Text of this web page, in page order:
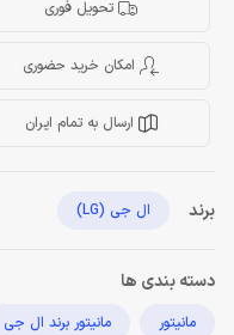
تحویل فوری
امکان خرید حضوری
ارسال به تمام ایران
برند ال جی (LG)
دسته بندی ها
مانیتور مانیتور برند ال جی